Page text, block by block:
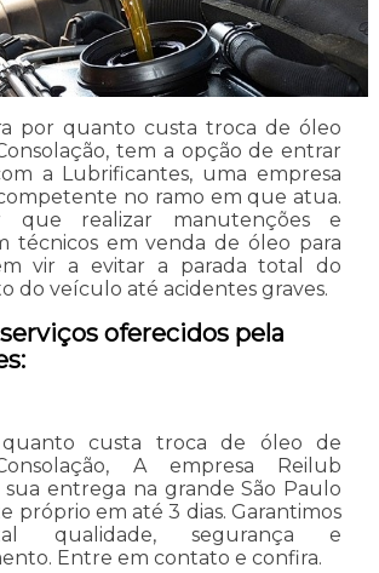
por quanto custa troca de óleo
tem a opção de entrar
a Lubrificantes, uma empresa
no ramo em que atua.
que realizar manutenções e
técnicos em venda de óleo para
vir a evitar a parada total do
do veículo até acidentes graves.
oferecidos pela
custa troca de óleo de
A empresa Reilub
entrega na grande São Paulo
próprio em até 3 dias. Garantimos
qualidade, segurança e
Entre em contato e confira.